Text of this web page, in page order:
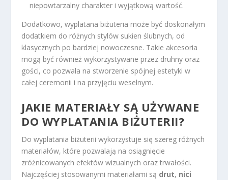
niepowtarzalny charakter i wyjątkową wartość.
Dodatkowo, wyplatana biżuteria może być doskonałym
dodatkiem do różnych stylów sukien ślubnych, od
klasycznych po bardziej nowoczesne. Takie akcesoria
mogą być również wykorzystywane przez druhny oraz
gości, co pozwala na stworzenie spójnej estetyki w
całej ceremonii i na przyjęciu weselnym.
JAKIE MATERIAŁY SĄ UŻYWANE
DO WYPLATANIA BIŻUTERII?
Do wyplatania biżuterii wykorzystuje się szereg różnych
materiałów, które pozwalają na osiągnięcie
zróżnicowanych efektów wizualnych oraz trwałości.
Najczęściej stosowanymi materiałami są drut, nici